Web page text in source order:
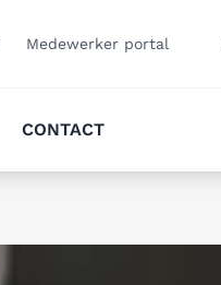
Medewerker portal
CONTACT